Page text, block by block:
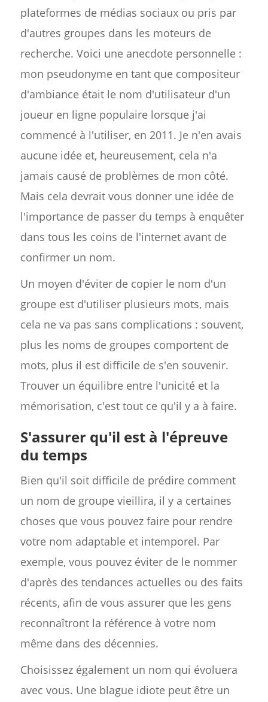
plateformes de médias sociaux ou pris par
d'autres groupes dans les moteurs de
recherche. Voici une anecdote personnelle :
mon pseudonyme en tant que compositeur
d'ambiance était le nom d'utilisateur d'un
joueur en ligne populaire lorsque j'ai
commencé à l'utiliser, en 2011. Je n'en avais
aucune idée et, heureusement, cela n'a
jamais causé de problèmes de mon côté.
Mais cela devrait vous donner une idée de
l'importance de passer du temps à enquêter
dans tous les coins de l'internet avant de
confirmer un nom.
Un moyen d'éviter de copier le nom d'un
groupe est d'utiliser plusieurs mots, mais
cela ne va pas sans complications : souvent,
plus les noms de groupes comportent de
mots, plus il est difficile de s'en souvenir.
Trouver un équilibre entre l'unicité et la
mémorisation, c'est tout ce qu'il y a à faire.
S'assurer qu'il est à l'épreuve
du temps
Bien qu'il soit difficile de prédire comment
un nom de groupe vieillira, il y a certaines
choses que vous pouvez faire pour rendre
votre nom adaptable et intemporel. Par
exemple, vous pouvez éviter de le nommer
d'après des tendances actuelles ou des faits
récents, afin de vous assurer que les gens
reconnaîtront la référence à votre nom
même dans des décennies.
Choisissez également un nom qui évoluera
avec vous. Une blague idiote peut être un